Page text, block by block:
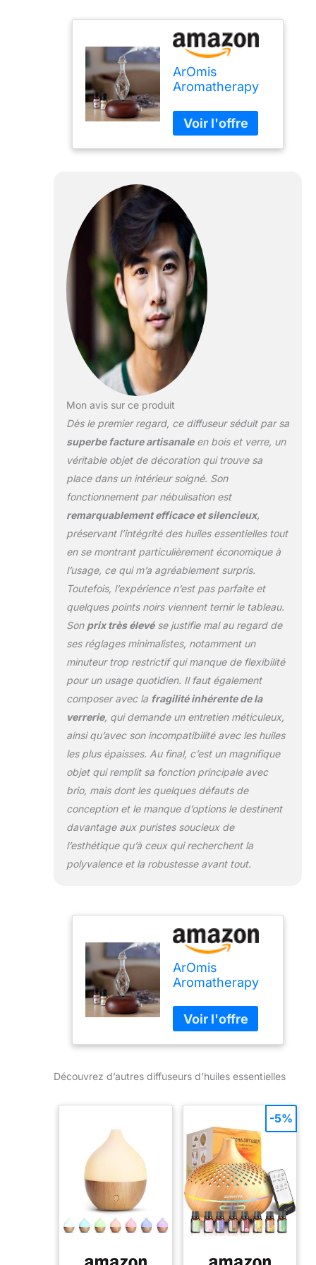
ArOmis
Aromatherapy
Qualité
professionnelle
– Bois et verre
d'huile
essentielle,
nébulizer,
Machine
nébulizante,
Waterless
Mon avis sur ce produit
Dès le premier regard, ce diffuseur séduit par sa
superbe facture artisanaleen bois et verre, un
véritable objet de décoration qui trouve sa
place dans un intérieur soigné. Son
fonctionnement par nébulisation est
remarquablement efficace et silencieux,
préservant l’intégrité des huiles essentielles tout
en se montrant particulièrement économique à
l’usage, ce qui m’a agréablement surpris.
Toutefois, l’expérience n’est pas parfaite et
quelques points noirs viennent ternir le tableau.
Son prix très élevése justifie mal au regard de
ses réglages minimalistes, notamment un
minuteur trop restrictif qui manque de flexibilité
pour un usage quotidien. Il faut également
composer avec la fragilité inhérente de la
verrerie, qui demande un entretien méticuleux,
ainsi qu’avec son incompatibilité avec les huiles
les plus épaisses. Au final, c’est un magnifique
objet qui remplit sa fonction principale avec
brio, mais dont les quelques défauts de
conception et le manque d’options le destinent
davantage aux puristes soucieux de
l’esthétique qu’à ceux qui recherchent la
polyvalence et la robustesse avant tout.
ArOmis
Aromatherapy
Qualité
professionnelle
– Bois et verre
Vitis), Premium,
nébulizer,
Machine
nébulizante,
Waterless
Découvrez d’autres diffuseurs d’huiles essentielles
-5%